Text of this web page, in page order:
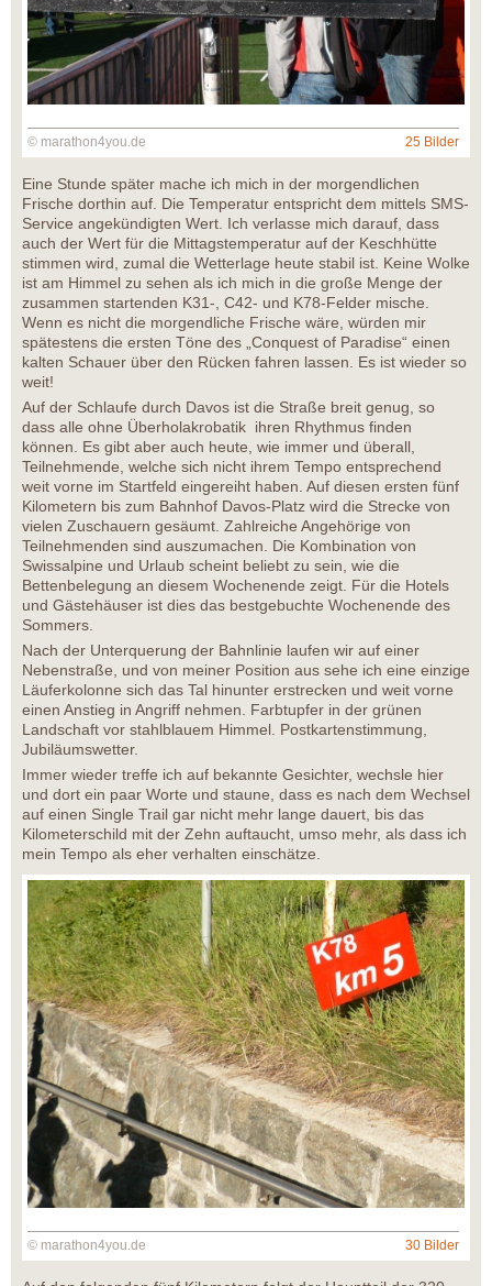
© marathon4you.de 25 Bilder
Eine Stunde später mache ich mich in der morgendlichen
Frische dorthin auf. Die Temperatur entspricht dem mittels SMS-
Service angekündigten Wert. Ich verlasse mich darauf, dass
auch der Wert für die Mittagstemperatur auf der Keschhütte
stimmen wird, zumal die Wetterlage heute stabil ist. Keine Wolke
ist am Himmel zu sehen als ich mich in die große Menge der
zusammen startenden K31-, C42- und K78-Felder mische.
Wenn es nicht die morgendliche Frische wäre, würden mir
spätestens die ersten Töne des „Conquest of Paradise“ einen
kalten Schauer über den Rücken fahren lassen. Es ist wieder so
weit!
Auf der Schlaufe durch Davos ist die Straße breit genug, so
dass alle ohne Überholakrobatik ihren Rhythmus finden
können. Es gibt aber auch heute, wie immer und überall,
Teilnehmende, welche sich nicht ihrem Tempo entsprechend
weit vorne im Startfeld eingereiht haben. Auf diesen ersten fünf
Kilometern bis zum Bahnhof Davos-Platz wird die Strecke von
vielen Zuschauern gesäumt. Zahlreiche Angehörige von
Teilnehmenden sind auszumachen. Die Kombination von
Swissalpine und Urlaub scheint beliebt zu sein, wie die
Bettenbelegung an diesem Wochenende zeigt. Für die Hotels
und Gästehäuser ist dies das bestgebuchte Wochenende des
Sommers.
Nach der Unterquerung der Bahnlinie laufen wir auf einer
Nebenstraße, und von meiner Position aus sehe ich eine einzige
Läuferkolonne sich das Tal hinunter erstrecken und weit vorne
einen Anstieg in Angriff nehmen. Farbtupfer in der grünen
Landschaft vor stahlblauem Himmel. Postkartenstimmung,
Jubiläumswetter.
Immer wieder treffe ich auf bekannte Gesichter, wechsle hier
und dort ein paar Worte und staune, dass es nach dem Wechsel
auf einen Single Trail gar nicht mehr lange dauert, bis das
Kilometerschild mit der Zehn auftaucht, umso mehr, als dass ich
mein Tempo als eher verhalten einschätze.
© marathon4you.de 30 Bilder